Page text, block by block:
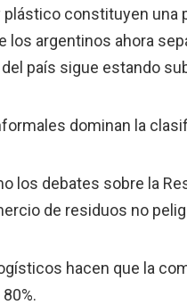
constituyen una
argentinos ahora
país sigue estando
dominan la
los debates sobre la
de residuos no
hacen que la